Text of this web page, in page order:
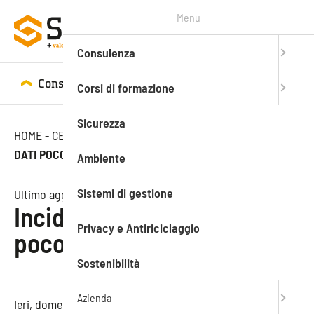
Consulenza Corsi di formazione
HOME- CENTRO STUDI
DATI POCO INCORAGGIANTI
Ultimo aggiornamento: 29.04.2019
Incidenti sul lavoro, dati
poco incoraggianti
Ieri, domenica28 aprile
Menu
Consulenza
Corsi di formazione
Sicurezza
Ambiente
Sistemi di gestione
Privacy e Antiriciclaggio
Sostenibilità
Azienda